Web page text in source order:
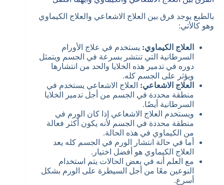
بالطبع يوجد فرق بين العلاج الاشعاعي والعلاج الكيماوي
وهو كالأتي:
العلاج الكيماوي: يستخدم في علاج الأورام
السرطانية التي تنتشر بسرعة في الجسم ويتمثل
دوره في تدمير هذه الخلايا والحد من انتشارها
ويؤثر على الجسم كله.
العلاج الاشعاعي: العلاج الاشعاعي يستخدم في
منطقة محددة في الجسم من أجل تدمير الخلايا
السرطانية أيضًا.
ويستخدم العلاج الاشعاعي إذا كان الورم في
منطقة محددة في الجسم لأنه يكون أكثر فعالة
من الكيماوي في هذه الحالة.
أما في حالة انتشار الورم في الجسم كله يعد
العلاج الكيماوي هو أفضل اختيار.
مع العلم أنه في بعض الحالات يتم استخدام
النوعين معًا من أجل السيطرة على الورم بشكل
أسرع.